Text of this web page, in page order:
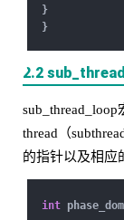
}
}
2.2
sub_thread_loop
thread（
的指针以及相应
int